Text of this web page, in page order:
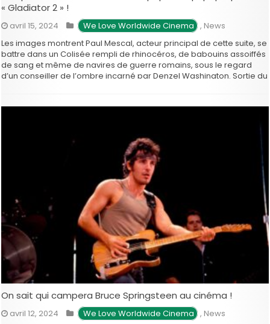
« Gladiator 2 » !
avril 15, 2024 We Love Worldwide Cinema , News
Les images montrent Paul Mescal, acteur principal de cette suite, se
battre dans un Colisée rempli de rhinocéros, de babouins assoiffés
de sang et même de navires de guerre romains, sous le regard
d’un conseiller de l’ombre incarné par Denzel Washington. Sortie du
On sait qui campera Bruce Springsteen au cinéma !
avril 12, 2024 We Love Worldwide Cinema , News